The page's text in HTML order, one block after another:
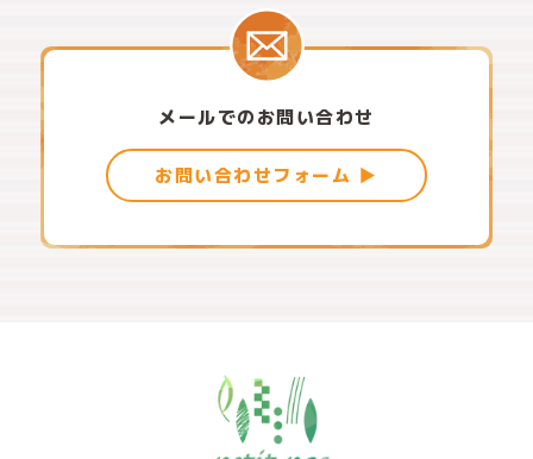
メールでのお問い合わせ
お問い合わせフォーム